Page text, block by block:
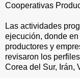
Cooperativas
Las actividades
ejecución, donde
productores y
revisaron los
Corea del Sur, Irán,